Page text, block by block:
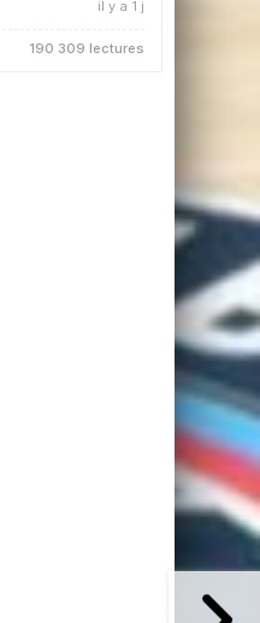
il y a 1 j
190 309 lectures